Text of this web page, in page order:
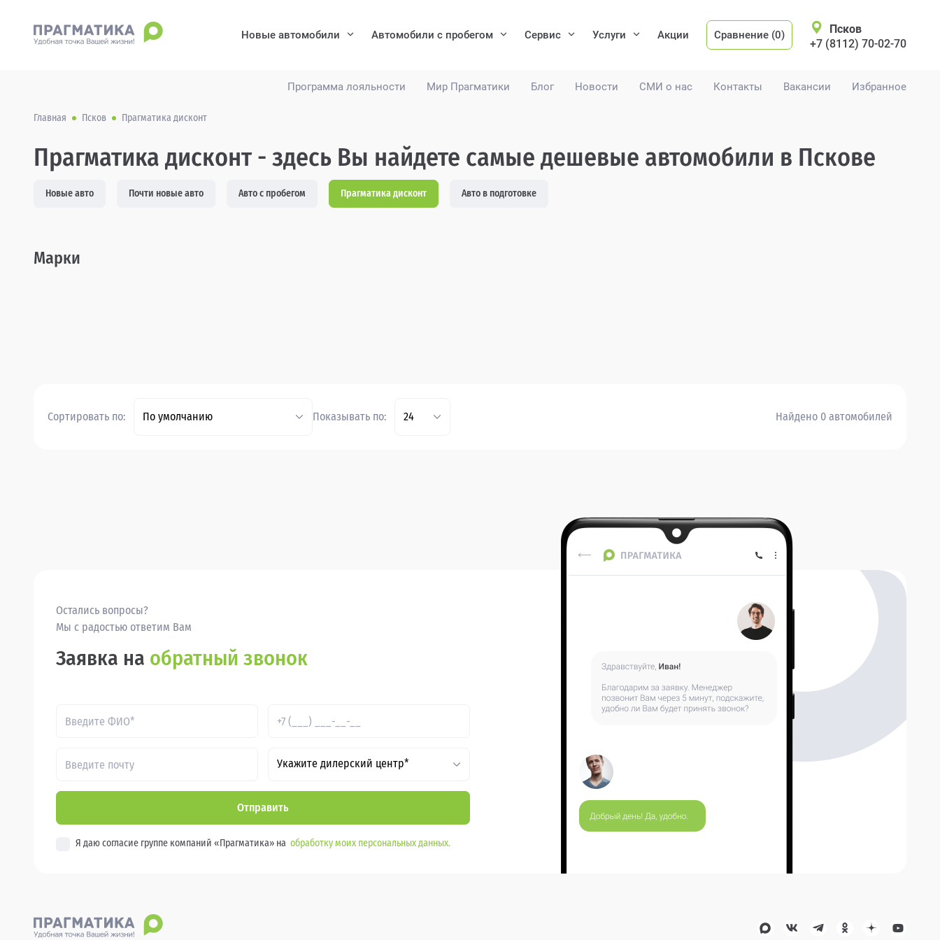
Программа лояльности Мир Прагматики Блог Новости СМИ о нас Контакты Вакансии Избранное
Новые автомобили Автомобили с пробегом Сервис Услуги Акции Сравнение (0)
Псков
+7 (8112) 70-02-70
Главная Псков Прагматика дисконт
Прагматика дисконт - здесь Вы найдете самые дешевые автомобили в Пскове
Новые авто Почти новые авто Авто с пробегом Прагматика дисконт Авто в подготовке
Марки
Сортировать по: По умолчанию Показывать по: 24 Найдено 0 автомобилей
Остались вопросы?
Мы с радостью ответим Вам
Заявка на обратный звонок
Укажите дилерский центр*
Отправить
Я даю согласие группе компаний «Прагматика» на обработку моих персональных данных.